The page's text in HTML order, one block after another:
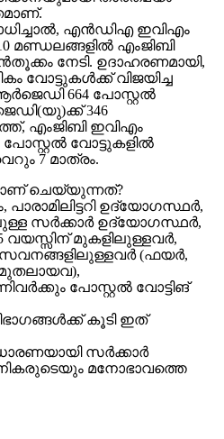
എന്‍ഡിഎ ഇവിഎം
മണ്ഡലങ്ങളില്‍ എംജിബി
നേടി. ഉദാഹരണമായി,
വോട്ടുകള്‍ക്ക് വിജയിച്ച
664 പോസ്റ്റല്‍
346
എംജിബി ഇവിഎം
പോസ്റ്റല്‍ വോട്ടുകളില്‍
7 മാത്രം.
ചെയ്യുന്നത്?
ഉദ്യോഗസ്ഥര്‍,
സര്‍ക്കാര്‍ ഉദ്യോഗസ്ഥര്‍,
വയസ്സിന് മുകളിലുള്ളവര്‍,
(ഫയര്‍,
പോസ്റ്റല്‍ വോട്ടിങ്
കൂടി ഇത്
സര്‍ക്കാര്‍
മനോഭാവത്തെ